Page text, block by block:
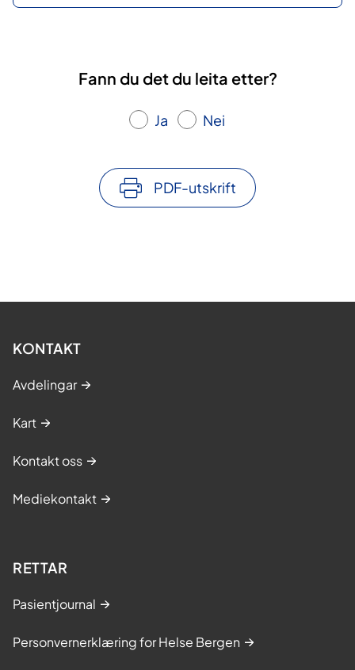
Fann du det du leita etter?
Ja Nei
PDF-utskrift
KONTAKT
Avdelingar
Kart
Kontakt oss
Mediekontakt
RETTAR
Pasientjournal
Personvernerklæring for Helse Bergen